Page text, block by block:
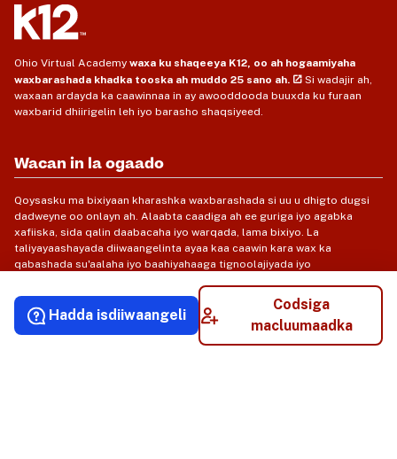
Ohio Virtual Academy waxa ku shaqeeya K12, oo ah hogaamiyaha
waxbarashada khadka tooska ah muddo 25 sano ah.
Si wadajir ah,
waxaan ardayda ka caawinnaa in ay awooddooda buuxda ku furaan
waxbarid dhiirigelin leh iyo barasho shaqsiyeed.
Wacan in la ogaado
Qoysasku ma bixiyaan kharashka waxbarashada si uu u dhigto dugsi
dadweyne oo onlayn ah. Alaabta caadiga ah ee guriga iyo agabka
xafiiska, sida qalin daabacaha iyo warqada, lama bixiyo. La
taliyayaashayada diiwaangelinta ayaa kaa caawin kara wax ka
qabashada su'aalaha iyo baahiyahaaga tignoolajiyada iyo
Hadda isdiiwaangeli
Codsiga
macluumaadka